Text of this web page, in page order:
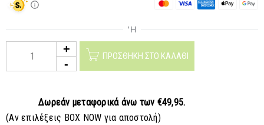
ΠΡΟΣΘΉΚΗ ΣΤΟ ΚΑΛΆΘΙ
Δωρεάν μεταφορικά άνω των €49,95.
(Αν επιλέξεις BOX NOW για αποστολή)